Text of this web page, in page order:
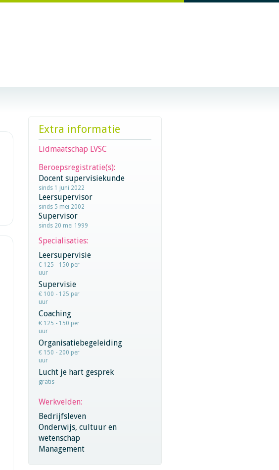
Extra informatie
Lidmaatschap LVSC
Beroepsregistratie(s):
Docent supervisiekunde
sinds 1 juni 2022
Leersupervisor
sinds 5 mei 2002
Supervisor
sinds 20 mei 1999
Specialisaties:
Leersupervisie
€ 125 - 150 per
uur
Supervisie
€ 100 - 125 per
uur
Coaching
€ 125 - 150 per
uur
Organisatiebegeleiding
€ 150 - 200 per
uur
Lucht je hart gesprek
gratis
Werkvelden:
Bedrijfsleven
Onderwijs, cultuur en
wetenschap
Management